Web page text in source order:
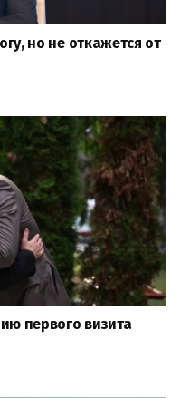
но не откажется от
первого визита